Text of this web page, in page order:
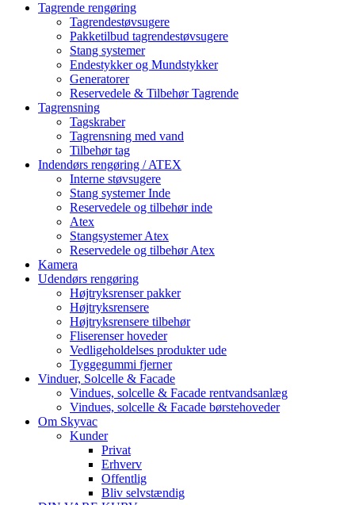
Tagrende rengøring
Tagrendestøvsugere
Pakketilbud tagrendestøvsugere
Stang systemer
Endestykker og Mundstykker
Generatorer
Reservedele & Tilbehør Tagrende
Tagrensning
Tagskraber
Tagrensning med vand
Tilbehør tag
Indendørs rengøring / ATEX
Interne støvsugere
Stang systemer Inde
Reservedele og tilbehør inde
Atex
Stangsystemer Atex
Reservedele og tilbehør Atex
Kamera
Udendørs rengøring
Højtryksrenser pakker
Højtryksrensere
Højtryksrensere tilbehør
Fliserenser hoveder
Vedligeholdelses produkter ude
Tyggegummi fjerner
Vinduer, Solcelle & Facade
Vindues, solcelle & Facade rentvandsanlæg
Vindues, solcelle & Facade børstehoveder
Om Skyvac
Kunder
Privat
Erhverv
Offentlig
Bliv selvstændig